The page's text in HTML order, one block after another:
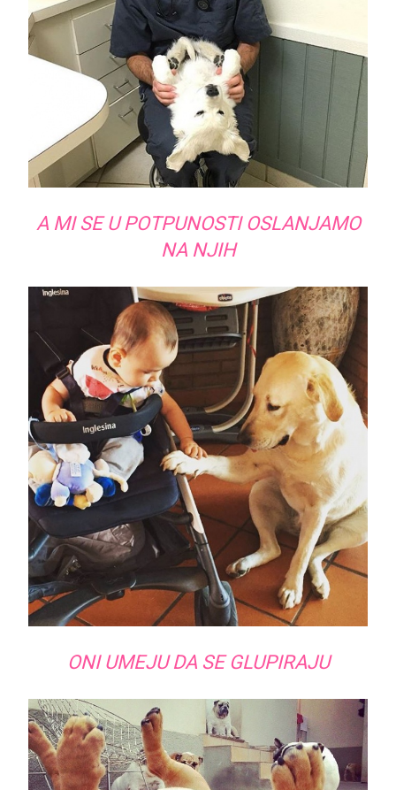
A MI SE U POTPUNOSTI OSLANJAMO
NA NJIH
ONI UMEJU DA SE GLUPIRAJU